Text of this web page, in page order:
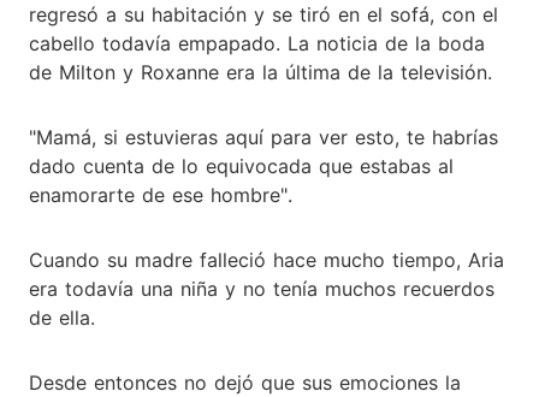
regresó a su habitación y se tiró en el sofá, con el
cabello todavía empapado. La noticia de la boda
de Milton y Roxanne era la última de la televisión.
"Mamá, si estuvieras aquí para ver esto, te habrías
dado cuenta de lo equivocada que estabas al
enamorarte de ese hombre".
Cuando su madre falleció hace mucho tiempo, Aria
era todavía una niña y no tenía muchos recuerdos
de ella.
Desde entonces no dejó que sus emociones la